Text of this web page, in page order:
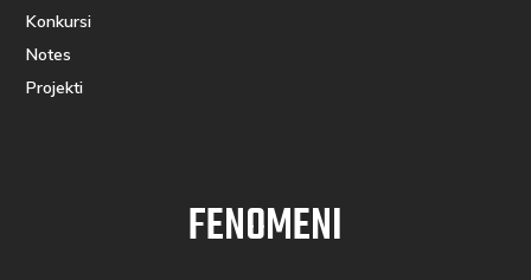
Konkursi
Notes
Projekti
FENOMENI